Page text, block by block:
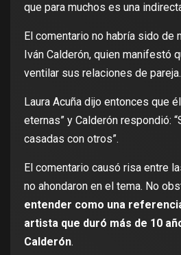
que para muchos es una
El comentario no habría sido de
Iván Calderón, quien manifestó
ventilar sus relaciones de pareja.
Laura Acuña dijo entonces que
eternas” y Calderón respondió:
casadas con otros”.
El comentario causó risa entre
no ahondaron en el tema. No
entender como una
artista que duró más de 10
Calderón.